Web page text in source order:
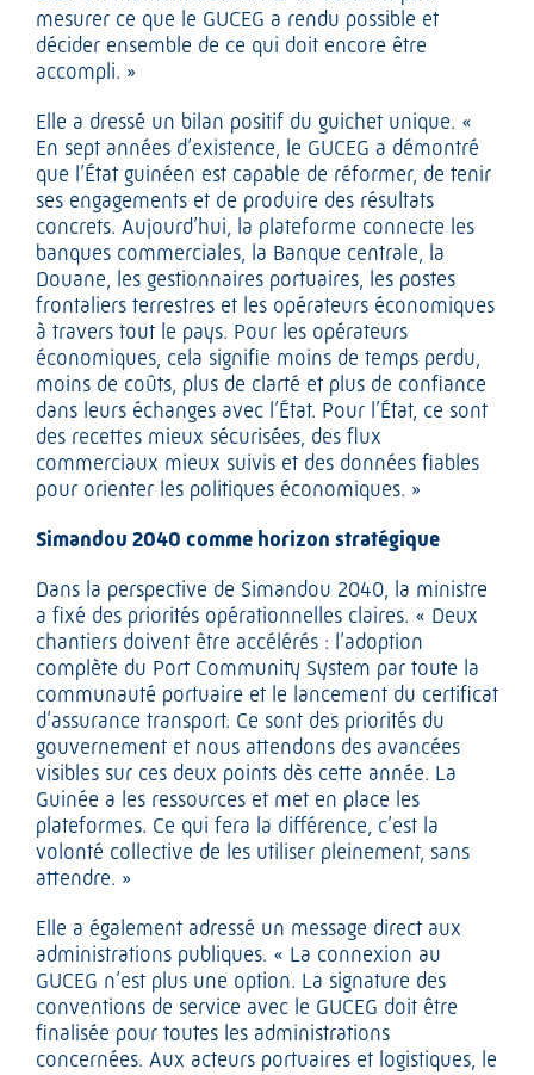
mesurer ce que le GUCEG a rendu possible et
décider ensemble de ce qui doit encore être
accompli. »
Elle a dressé un bilan positif du guichet unique. «
En sept années d’existence, le GUCEG a démontré
que l’État guinéen est capable de réformer, de tenir
ses engagements et de produire des résultats
concrets. Aujourd’hui, la plateforme connecte les
banques commerciales, la Banque centrale, la
Douane, les gestionnaires portuaires, les postes
frontaliers terrestres et les opérateurs économiques
à travers tout le pays. Pour les opérateurs
économiques, cela signifie moins de temps perdu,
moins de coûts, plus de clarté et plus de confiance
dans leurs échanges avec l’État. Pour l’État, ce sont
des recettes mieux sécurisées, des flux
commerciaux mieux suivis et des données fiables
pour orienter les politiques économiques. »
Simandou 2040 comme horizon stratégique
Dans la perspective de Simandou 2040, la ministre
a fixé des priorités opérationnelles claires. « Deux
chantiers doivent être accélérés : l’adoption
complète du Port Community System par toute la
communauté portuaire et le lancement du certificat
d’assurance transport. Ce sont des priorités du
gouvernement et nous attendons des avancées
visibles sur ces deux points dès cette année. La
Guinée a les ressources et met en place les
plateformes. Ce qui fera la différence, c’est la
volonté collective de les utiliser pleinement, sans
attendre. »
Elle a également adressé un message direct aux
administrations publiques. « La connexion au
GUCEG n’est plus une option. La signature des
conventions de service avec le GUCEG doit être
finalisée pour toutes les administrations
concernées. Aux acteurs portuaires et logistiques, le